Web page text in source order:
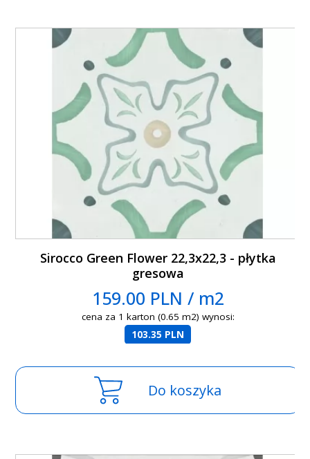
Sirocco Green Flower 22,3x22,3 - płytka
gresowa
159.00 PLN / m2
cena za 1 karton (0.65 m2) wynosi:
103.35 PLN
Do koszyka